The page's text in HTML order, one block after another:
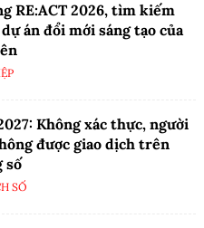
RE:ACT 2026, tìm kiếm
án đổi mới sáng tạo của
Không xác thực, người
được giao dịch trên
số
SỐ